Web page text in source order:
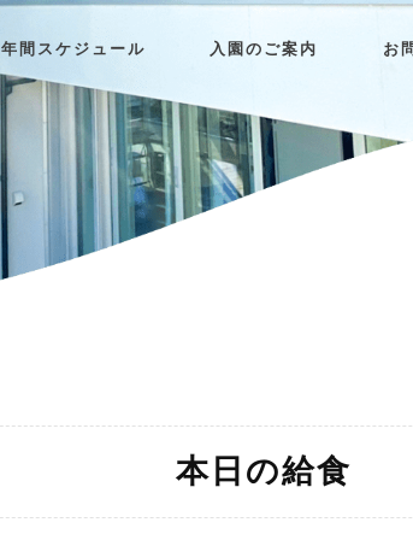
年間スケジュール 入園のご案内 お
本日の給食